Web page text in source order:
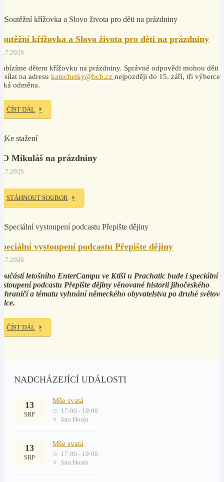
křížovka a Slovo života pro děti na prázdniny
dětem křížovku na prázdniny. Správné odpovědi mohou děti
na adresu katechetky@bcb.cz nejpozději do 15. září, tři výherce
odměna.
ČÍST DÁL
Mikuláš na prázdniny
STÁHNOUT SOUBOR
vystoupení podcastu Přepište dějiny
letošního EnterCampu ve Ktiši u Prachatic bude i speciální
podcastu Přepište dějiny věnované historii jihočeského
a tématu vyhnání německého obyvatelstva po druhé světové
ČÍST DÁL
NADCHÁZEJÍCÍ UDÁLOSTI
13
SRP
Mše svatá
17:00 - 19:00
fara Hosín
13
SRP
Mše svatá
17:00 - 19:00
fara Hosín